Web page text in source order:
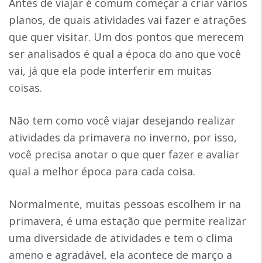
Antes de viajar é comum começar a criar vários
planos, de quais atividades vai fazer e atrações
que quer visitar. Um dos pontos que merecem
ser analisados é qual a época do ano que você
vai, já que ela pode interferir em muitas
coisas.
Não tem como você viajar desejando realizar
atividades da primavera no inverno, por isso,
você precisa anotar o que quer fazer e avaliar
qual a melhor época para cada coisa.
Normalmente, muitas pessoas escolhem ir na
primavera, é uma estação que permite realizar
uma diversidade de atividades e tem o clima
ameno e agradável, ela acontece de março a